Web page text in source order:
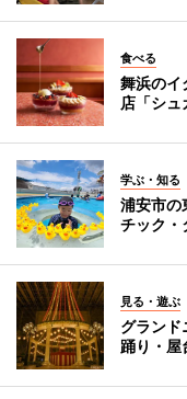
食べる
舞浜のイ
店「シュ
学ぶ・知る
浦安市の
チック・
見る・遊ぶ
グランド
踊り・屋